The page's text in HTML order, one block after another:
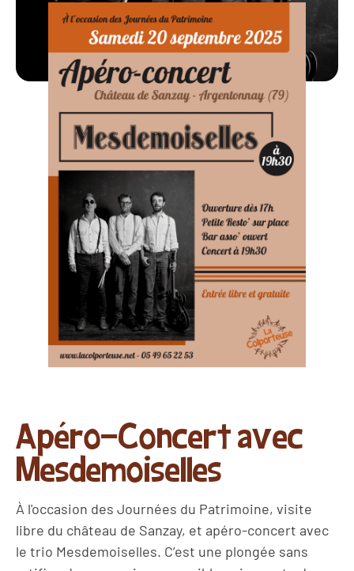
Apéro-Concert avec
Mesdemoiselles
À l'occasion des Journées du Patrimoine, visite
libre du château de Sanzay, et apéro-concert avec
le trio Mesdemoiselles. C’est une plongée sans